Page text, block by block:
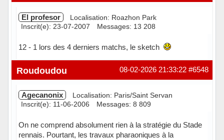
El profesor
Localisation: Roazhon Park
Inscrit(e): 23-07-2007
Messages: 13 208
12 - 1 lors des 4 derniers matchs, le sketch
Hors ligne #6548
08-02-2026 21:33:22
Roudoudou
Agecanonix
Localisation: Paris/Saint Servan
Inscrit(e): 11-06-2006
Messages: 8 809
On ne comprend absolument rien à la stratégie du Stade
rennais. Pourtant, les travaux pharaoniques à la